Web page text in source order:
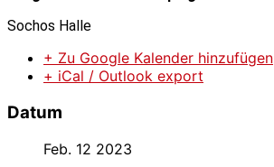
Sochos Halle
+ Zu Google Kalender hinzufügen
+ iCal / Outlook export
Datum
Feb. 12 2023